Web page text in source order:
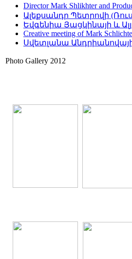
Director Mark Shlikhter and
Ալեքսանդր Պետրովի
Եվգենիա Յացկինայի և
Creative meeting of Mark
Սվետլանա
Photo Gallery 2012